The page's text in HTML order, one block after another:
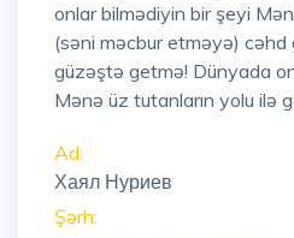
onlar bilmədiyin bir şeyi
(səni məcbur etməyə) cəhd
güzəştə getmə! Dünyada
Mənə üz tutanların yolu ilə
Ad:
Хаял Нуриев
Şərh: